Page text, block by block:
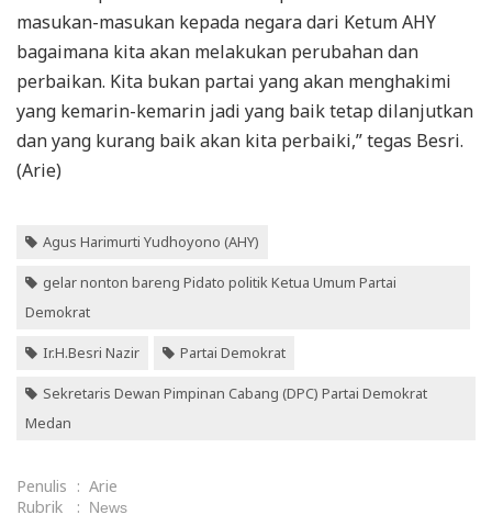
masukan-masukan kepada negara dari Ketum AHY
bagaimana kita akan melakukan perubahan dan
perbaikan. Kita bukan partai yang akan menghakimi
yang kemarin-kemarin jadi yang baik tetap dilanjutkan
dan yang kurang baik akan kita perbaiki,” tegas Besri.
(Arie)
Agus Harimurti Yudhoyono (AHY)
gelar nonton bareng Pidato politik Ketua Umum Partai
Demokrat
Ir.H.Besri Nazir Partai Demokrat
Sekretaris Dewan Pimpinan Cabang (DPC) Partai Demokrat
Medan
Penulis : Arie
Rubrik
: News